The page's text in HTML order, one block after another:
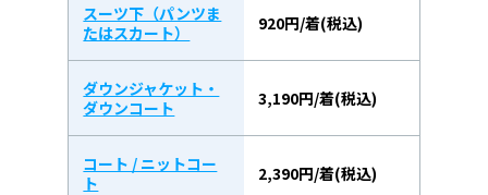
スーツ下（パンツま
たはスカート）
920円/着(税込)
ダウンジャケット・
ダウンコート
3,190円/着(税込)
コート / ニットコー
ト
2,390円/着(税込)